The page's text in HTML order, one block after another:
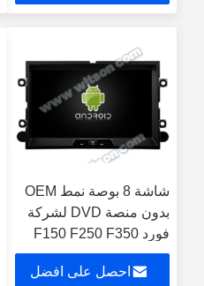
إس Carplay Player
شاشة 8 بوصة نمط OEM
بدون منصة DVD لشركة
فورد F150 F250 F350
2006-2009 سيارات
متعددة الوسائط ستيريو
احصل على افضل